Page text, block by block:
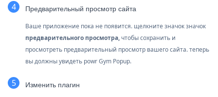
Предварительный просмотр сайта
Ваше приложение пока не появится. щелкните значокзначок
предварительного просмотра, чтобы сохранить и
просмотреть предварительный просмотр вашего сайта. теперь
вы должны увидеть powr Gym Popup.
Изменить плагин